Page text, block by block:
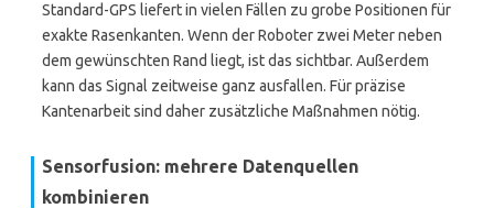
Standard-GPS liefert in vielen Fällen zu grobe Positionen für
exakte Rasenkanten. Wenn der Roboter zwei Meter neben
dem gewünschten Rand liegt, ist das sichtbar. Außerdem
kann das Signal zeitweise ganz ausfallen. Für präzise
Kantenarbeit sind daher zusätzliche Maßnahmen nötig.
Sensorfusion: mehrere Datenquellen
kombinieren